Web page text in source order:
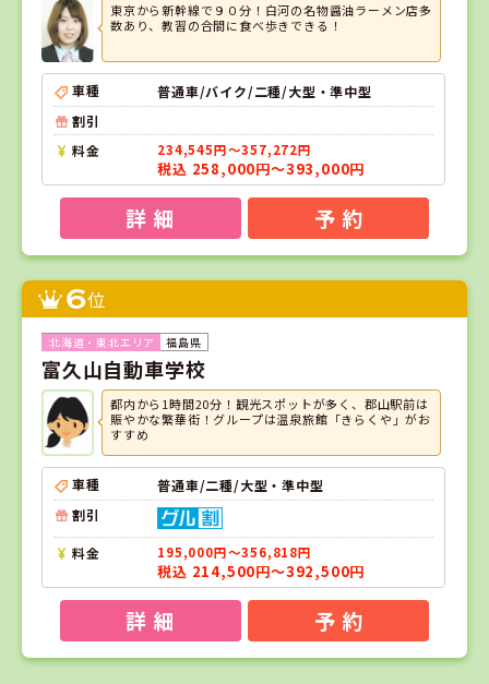
東京から新幹線で９０分！白河の名物醤油ラーメン店多
数あり、教習の合間に食べ歩きできる！
車種
普通車/バイク/二種/大型・準中型
割引
料金
234,545円～357,272円
税込 258,000円～393,000円
詳 細 予 約
6位
福島県
富久山自動車学校
都内から1時間20分！観光スポットが多く、郡山駅前は
賑やかな繁華街！グループは温泉旅館「きらくや」がお
すすめ
車種
普通車/二種/大型・準中型
割引
料金 195,000円～356,818円
税込 214,500円～392,500円
詳 細 予 約